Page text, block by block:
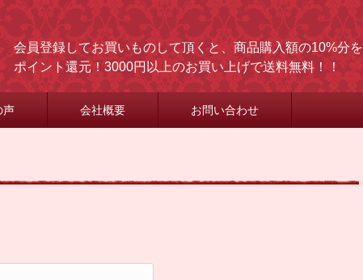
会員登録してお買いものして頂くと、商品購入額の10%分を
ポイント還元！3000円以上のお買い上げで送料無料！！
声 会社概要 お問い合わせ